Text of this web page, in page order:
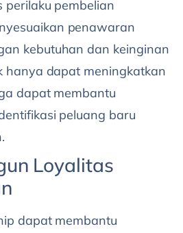
pembelian
penawaran
kebutuhan dan keinginan
hanya dapat meningkatkan
dapat membantu
peluang baru
Loyalitas
dapat membantu